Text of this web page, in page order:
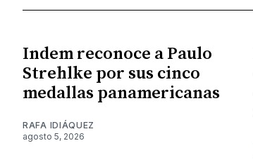
Indem reconoce a Paulo
Strehlke por sus cinco
medallas panamericanas
RAFA IDIÁQUEZ
agosto 5, 2026